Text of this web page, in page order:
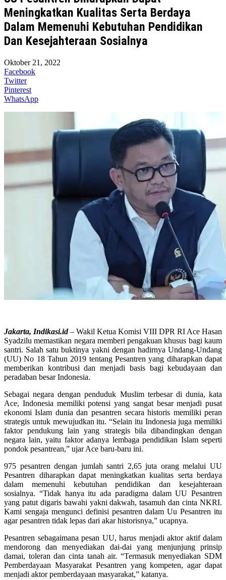
Meningkatkan Kualitas Serta Berdaya
Dalam Memenuhi Kebutuhan Pendidikan
Dan Kesejahteraan Sosialnya
Oktober 21, 2022
Facebook
Twitter
Pinterest
WhatsApp
Jakarta, Indikasi.id– Wakil Ketua Komisi VIII DPR RI Ace Hasan
Syadzilu memastikan negara memberi pengakuan khusus bagi kaum
santri. Salah satu buktinya yakni dengan hadirnya Undang-Undang
(UU) No 18 Tahun 2019 tentang Pesantren yang diharapkan dapat
memberikan kontribusi dan menjadi basis bagi kebudayaan dan
peradaban besar Indonesia.
Sebagai negara dengan penduduk Muslim terbesar di dunia, kata
Ace, Indonesia memiliki potensi yang sangat besar menjadi pusat
ekonomi Islam dunia dan pesantren secara historis memiliki peran
strategis untuk mewujudkan itu. “Selain itu Indonesia juga memiliki
faktor pendukung lain yang strategis bila dibandingkan dengan
negara lain, yaitu faktor adanya lembaga pendidikan Islam seperti
pondok pesantrean,” ujar Ace baru-baru ini.
975 pesantren dengan jumlah santri 2,65 juta orang melalui UU
Pesantren diharapkan dapat meningkatkan kualitas serta berdaya
dalam memenuhi kebutuhan pendidikan dan kesejahteraan
sosialnya. “Tidak hanya itu ada paradigma dalam UU Pesantren
yang patut digaris bawahi yakni dakwah, tasamuh dan cinta NKRI.
Kami sengaja mengunci definisi pesantren dalam Uu Pesantren itu
agar pesantren tidak lepas dari akar historisnya,” ucapnya.
Pesantren sebagaimana pesan UU, harus menjadi aktor aktif dalam
mendorong dan menyediakan dai-dai yang menjunjung prinsip
damai, toleran dan cinta tanah air. “Termasuk menyediakan SDM
Pemberdayaan Masyarakat Pesantren yang kompeten, agar dapat
menjadi aktor pemberdayaan masyarakat,” katanya.